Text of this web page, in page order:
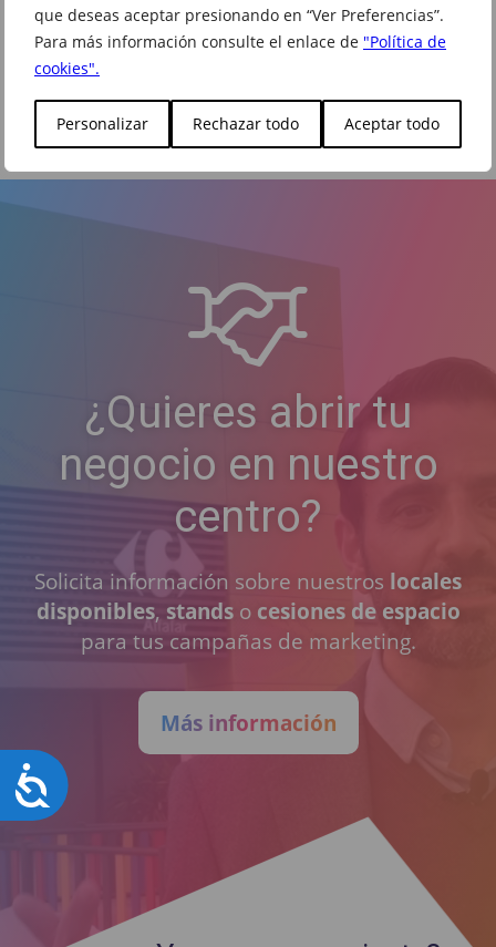
Accesibilidad
que deseas aceptar presionando en “Ver Preferencias”.
Para más información consulte el enlace de "Política de
cookies".
Personalizar Rechazar todo Aceptar todo
¿Quieres abrir tu
negocio en nuestro
centro?
Solicita información sobre nuestros locales
disponibles, standso cesiones de espacio
para tus campañas de marketing.
Más información